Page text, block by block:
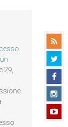
29,